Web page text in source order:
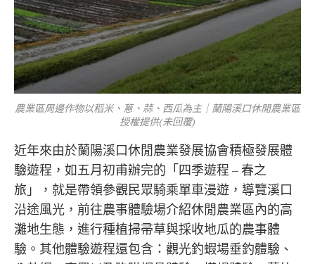
農業區周邊作物以稻米、蔥、蒜、西瓜為主｜蘭陽溪口休閒農業區
授權提供(未回覆)
近年來由於蘭陽溪口休閒農業發展協會積極發展體
驗遊程，如五月初甫辦完的「四季遊程 – 春之
旅」，就是帶領參觀民眾騎乘單車漫遊，導覽溪口
沿途風光，前往農事體驗場介紹休閒農業區內的高
灘地生態，進行種植掃帚草與採收地瓜的農事體
驗。其他體驗遊程還包含：觀光釣蝦場垂釣體驗、